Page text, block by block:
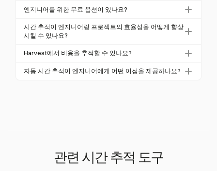
다. Harvest와 같은 도구를 사용하면 엔지니어가 작업
과 프로젝트를 원활하게 관리하여 효율성과 책임성을
보장할 수 있습니다.
고가 포함됩니다. Harvest는 이러한 기능을 제공하여
및 자원 배분에 대한 통찰력을 얻을 수 있도록 합니다.
Harvest는 Jira, Asana, Trello와 같은 인기 있는 프로젝
플로를 보완합니다. 이 통합은 원활한 프로젝트 관리
및 시간 추적을 보장하여 전반적인 엔지니어링 생산성
을 향상시킵니다.
엔지니어를 위한 무료 옵션이 있나요?
네, 많은 시간 추적 도구가 무료 플랜을 제공하지만, 사
용자 수나 고급 기능에 제한이 있을 수 있습니다. Harve
니어가 전체 기능을 탐색할 수 있도록 합니다.
시간 추적이 엔지니어링 프로젝트의 효율성을 어떻게 향상
시킬 수 있나요?
시간 추적은 시간 소모가 큰 작업에 대한 통찰력을 제
여 프로젝트 효율성을 향상시킵니다. Harvest의 상세
Harvest에서 비용을 추적할 수 있나요?
네, Harvest는 영수증 캡처를 통해 비용을 추적할 수 있
자동 시간 추적이 엔지니어에게 어떤 이점을 제공하나요?
관련 시간 추적 도구